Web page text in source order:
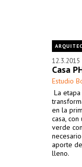
12.3.2015
Casa
Estudio
La
en la
casa,
verde
aporte
lleno.